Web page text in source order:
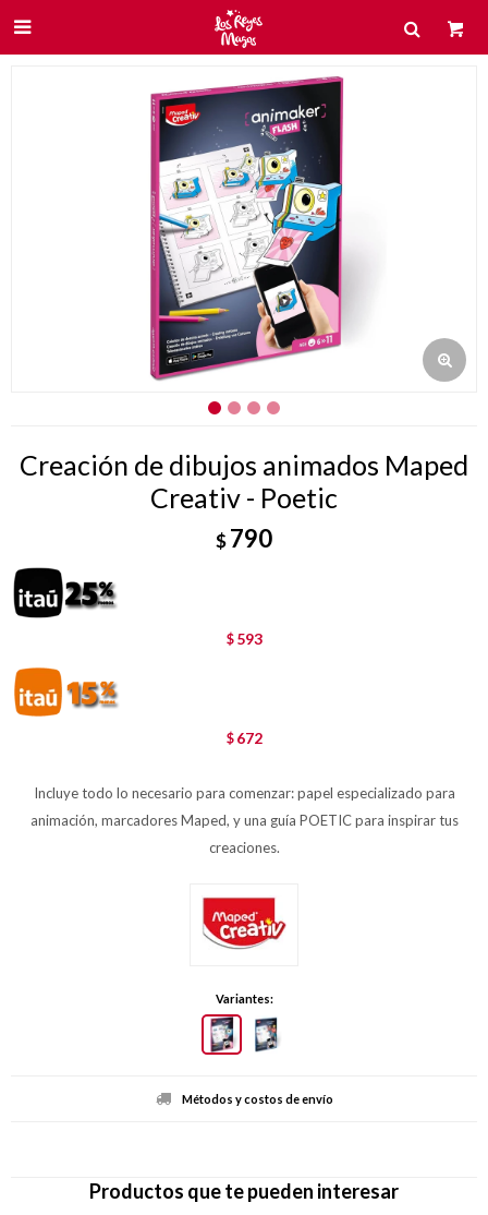

Creación de dibujos animados Maped
Creativ - Poetic
$790
$ 593
$ 672
Incluye todo lo necesario para comenzar: papel especializado para
animación, marcadores Maped, y una guía POETIC para inspirar tus
creaciones.
Variantes:
Métodos y costos de envío
Productos que te pueden interesar